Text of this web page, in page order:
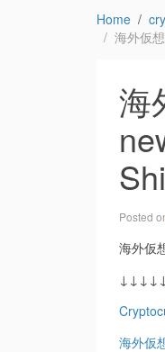
Home
海外仮
海
Posted
海外仮
海外仮